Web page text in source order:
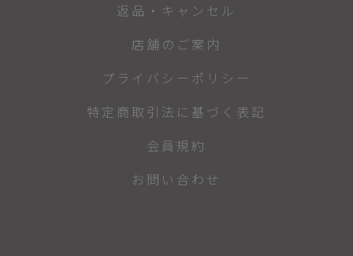
返品・キャンセル
店舗のご案内
プライバシーポリシー
特定商取引法に基づく表記
会員規約
お問い合わせ